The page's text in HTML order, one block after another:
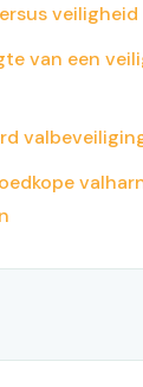
veiligheid
van een